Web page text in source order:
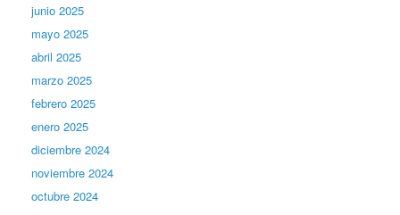
junio 2025
mayo 2025
abril 2025
marzo 2025
febrero 2025
enero 2025
diciembre 2024
noviembre 2024
octubre 2024